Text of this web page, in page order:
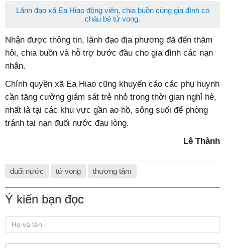
Lãnh đạo xã Ea Hiao động viên, chia buồn cùng gia đình có
cháu bé tử vong.
Nhận được thông tin, lãnh đạo địa phương đã đến thăm
hỏi, chia buồn và hỗ trợ bước đầu cho gia đình các nạn
nhân.
Chính quyền xã Ea Hiao cũng khuyến cáo các phụ huynh
cần tăng cường giám sát trẻ nhỏ trong thời gian nghỉ hè,
nhất là tại các khu vực gần ao hồ, sông suối để phòng
tránh tai nạn đuối nước đau lòng.
Lê Thành
đuối nước tử vong thương tâm
Ý kiến bạn đọc